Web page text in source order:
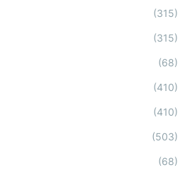
(315)
(315)
(68)
(410)
(410)
(503)
(68)